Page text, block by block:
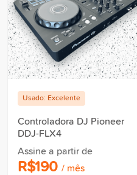
Usado: Excelente
Controladora DJ Pioneer
DDJ-FLX4
Assine a partir de
R$190 / mês